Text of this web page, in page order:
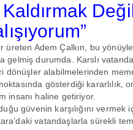
üreten Adem Çalkın, bu
gelmiş durumda. Karslı
dönüşler alabilmelerinden
gösterdiği kararlılık,
insanı haline getiriyor.
güvenin karşılığını vermek
vatandaşlarla sürekli